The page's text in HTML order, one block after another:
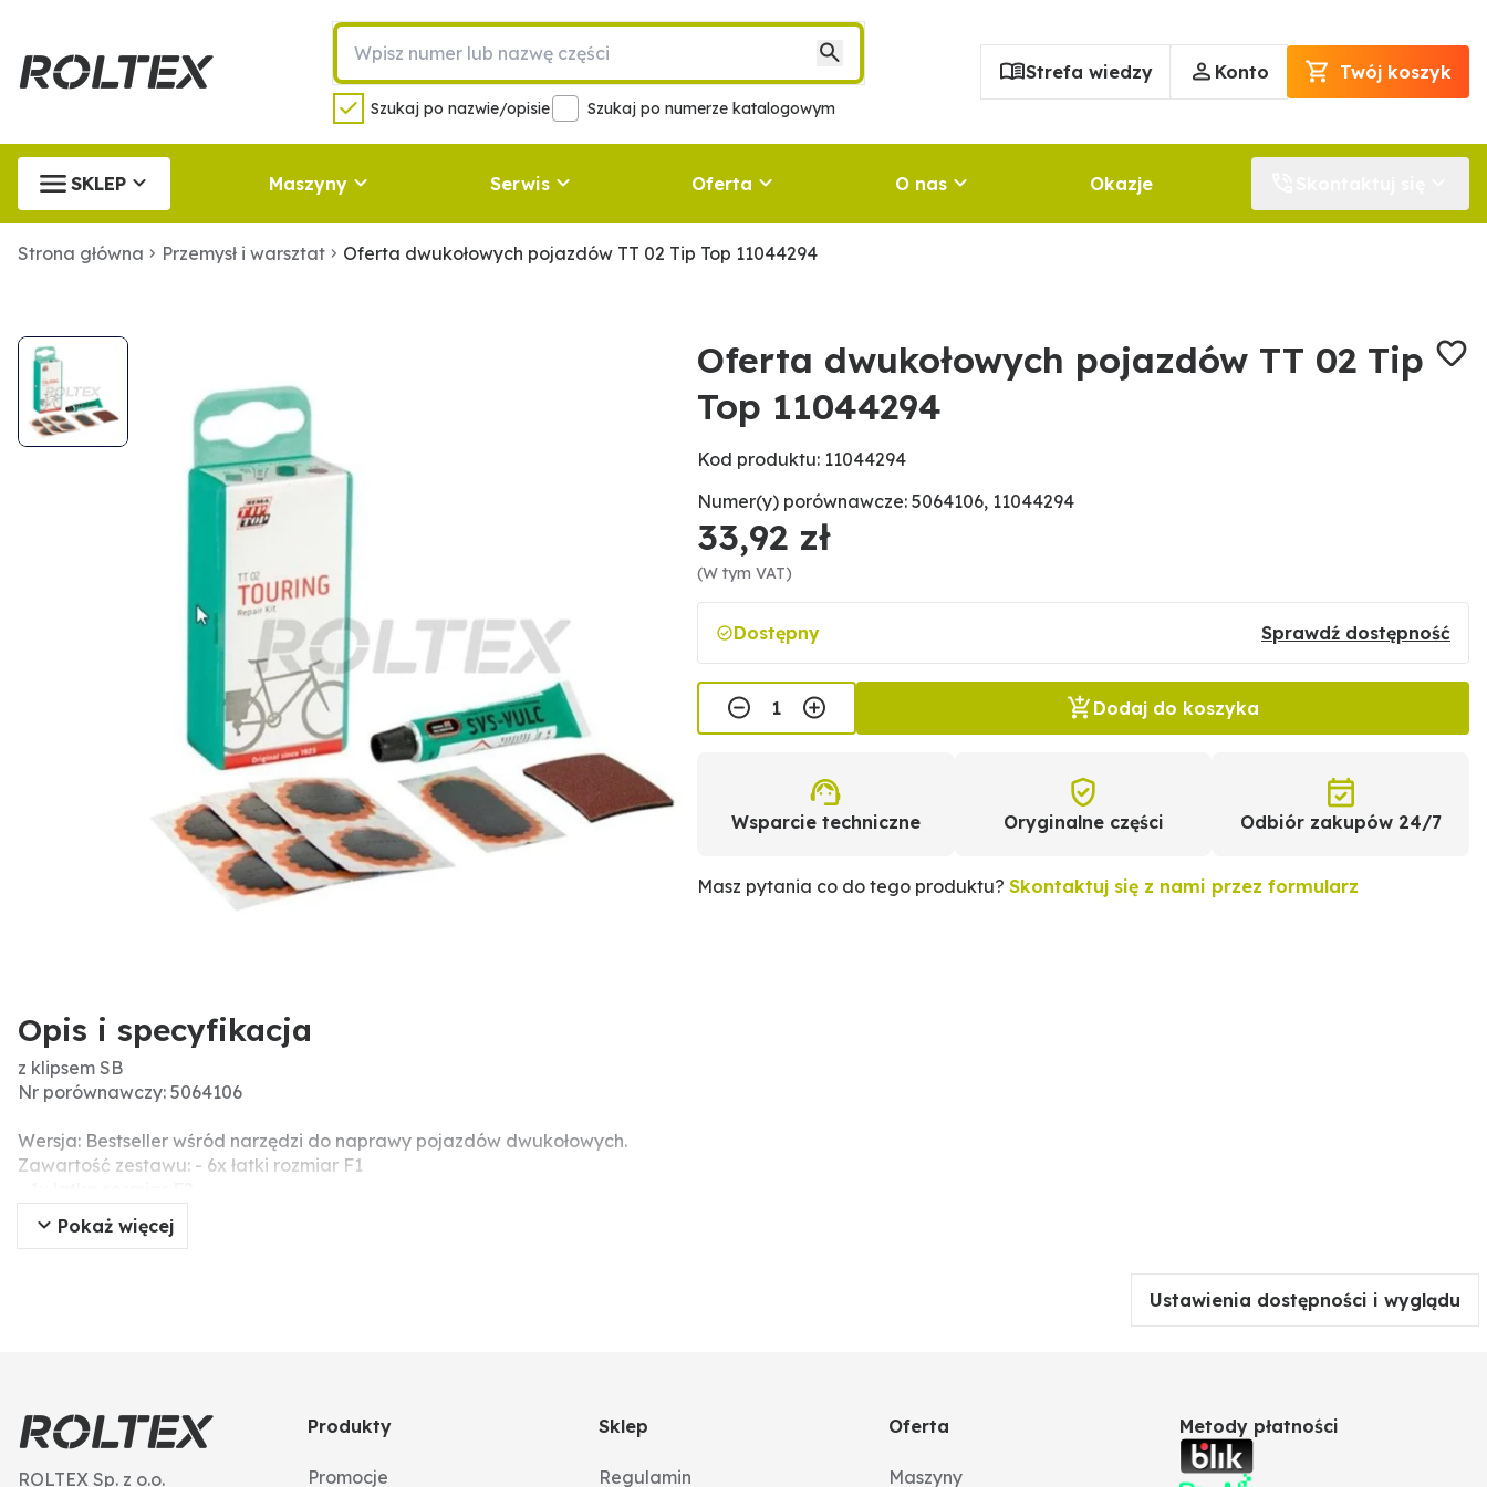
Szukaj po nazwie/opisie Szukaj po numerze katalogowym
Strefa wiedzy Konto Twój koszyk
SKLEP Maszyny Serwis Oferta O nas Okazje
Strona główna Przemysł i warsztat Oferta dwukołowych pojazdów TT 02 Tip Top 11044294
Oferta dwukołowych pojazdów TT 02 Tip
Top 11044294
Kod produktu: 11044294
Numer(y) porównawcze: 5064106, 11044294
33,92 zł
(W tym VAT)
Dostępny Sprawdź dostępność
Dodaj do koszyka
Wsparcie techniczne Oryginalne części Odbiór zakupów 24/7
Masz pytania co do tego produktu?Skontaktuj się z nami przez formularz
Opis i specyfikacja
z klipsem SB
Nr porównawczy: 5064106
Wersja: Bestseller wśród narzędzi do naprawy pojazdów dwukołowych.
Zawartość zestawu: - 6x łatki rozmiar F1
- 1x płyn wulkanizacyjny 5 g tuba
- 1x płótno ścierne ze specjalną gumową nakładką
Pokaż więcej
Ustawienia dostępności i wyglądu
ROLTEX Sp. z o.o.
Produkty
Promocje
Sklep
Regulamin
Oferta
Maszyny
Metody płatności